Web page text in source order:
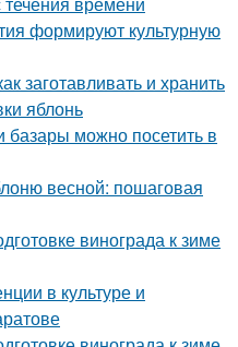
формируют культурную
заготавливать и хранить
яблонь
базары можно посетить в
весной: пошаговая
винограда к зиме
в культуре и